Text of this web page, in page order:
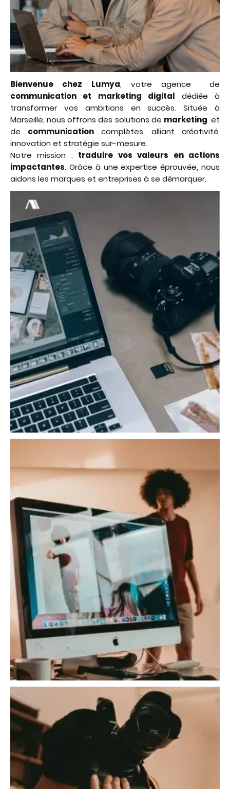
Bienvenue chez Lumya, votre agence
de
communication et marketing digital dédiée à
transformer vos ambitions en succès. Située à
Marseille, nous offrons des solutions de marketing et
de communicationcomplètes, alliant créativité,
innovation et stratégie sur-mesure.
Notre mission : traduire vos valeurs en actions
impactantes. Grâce à une expertise éprouvée, nous
aidons les marques et entreprises à se démarquer.